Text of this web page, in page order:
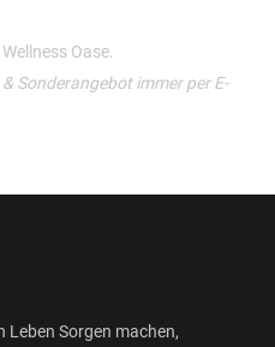
Oase.
Sonderangebot immer per E-
Leben Sorgen machen,